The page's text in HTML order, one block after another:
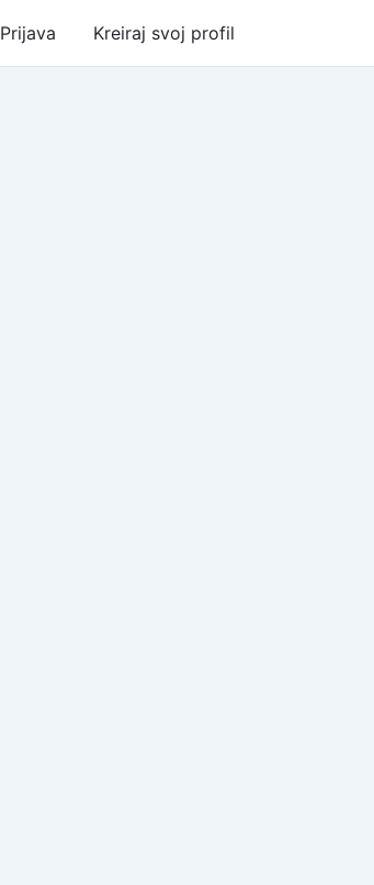
Prijava Kreiraj svoj profil